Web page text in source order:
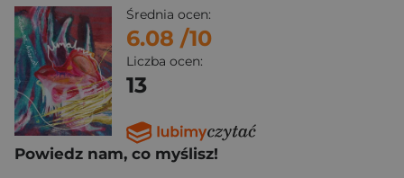
Średnia ocen:
6.08 /10
Liczba ocen:
13
Powiedz nam, co myślisz!